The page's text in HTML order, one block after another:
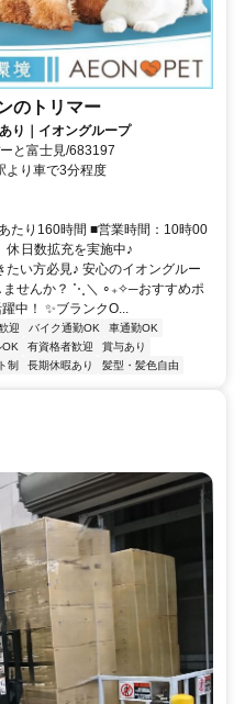
のトリマー
り｜イオングループ
と富士見/683197
より車で3分程度
たり160時間 ■営業時間：10時00
日数拡充を実施中♪
い方必見♪ 安心のイオングルー
ませんか？ ⋱＼ ∘₊✧─おすすめポ
中！ ✨️ブランクO...
迎 バイク通勤OK
車通勤OK
OK 有資格者歓迎
賞与あり
制 長期休暇あり 髪型・髪色自由